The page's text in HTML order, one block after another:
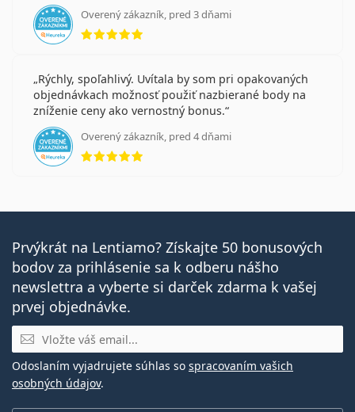
Overený zákazník, pred 3 dňami
hodnotenie 5 z 5
Rýchly, spoľahlivý. Uvítala by som pri opakovaných
objednávkach možnosť použiť nazbierané body na
zníženie ceny ako vernostný bonus.
Overený zákazník, pred 4 dňami
hodnotenie 5 z 5
Prvýkrát na Lentiamo? Získajte 50 bonusových
bodov za prihlásenie sa k odberu nášho
newslettra a vyberte si darček zdarma k vašej
prvej objednávke.
E-mail
Odoslaním vyjadrujete súhlas so spracovaním vašich
osobných údajov.